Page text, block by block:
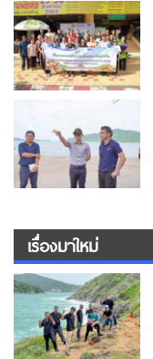
เรื่องมาใหม่